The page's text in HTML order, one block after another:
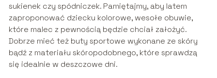
sukienek czy spódniczek. Pamiętajmy, aby latem
zaproponować dziecku kolorowe, wesołe obuwie,
które malec z pewnością będzie chciał założyć.
Dobrze mieć też buty sportowe wykonane ze skóry
bądź z materiału skóropodobnego, które sprawdzą
się idealnie w deszczowe dni.